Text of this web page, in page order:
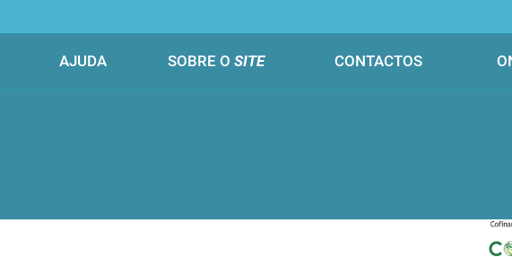
AJUDA SOBRE O SITE CONTACTOS